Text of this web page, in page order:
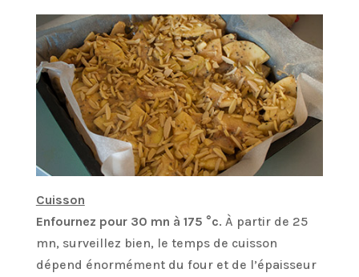
Cuisson
Enfournez pour 30 mn à 175 °c. À partir de 25
mn, surveillez bien, le temps de cuisson
dépend énormément du four et de l’épaisseur